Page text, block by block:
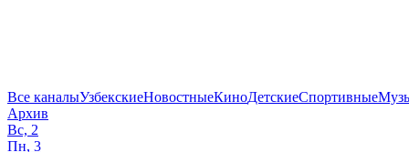
Все каналыУзбекскиеНовостныеКиноДетскиеСпортивные
Архив
Вс, 2
Пн, 3